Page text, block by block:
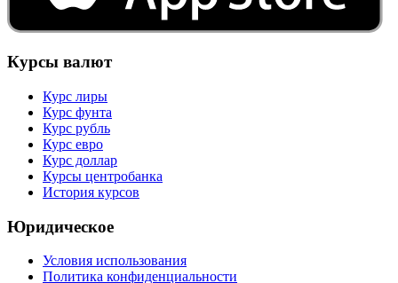
Курсы валют
Курс лиры
Курс фунта
Курс рубль
Курс евро
Курс доллар
Курсы центробанка
История курсов
Юридическое
Условия использования
Политика конфиденциальности